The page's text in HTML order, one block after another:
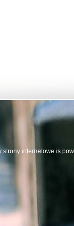
strony internetowe is